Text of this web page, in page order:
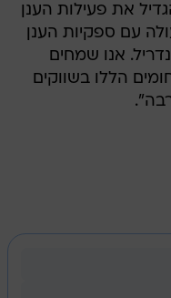
אנו שמחים
הללו בשווקים